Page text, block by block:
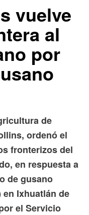
vuelve
al
por
de
ordenó el
fronterizos del
en respuesta a
de gusano
en Ixhuatlán de
el Servicio